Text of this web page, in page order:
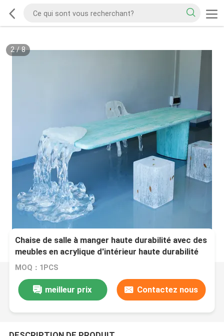
2/8
Chaise de salle à manger haute durabilité avec des
meubles en acrylique d'intérieur haute durabilité
MOQ：1PCS
meilleur prix Contactez nous